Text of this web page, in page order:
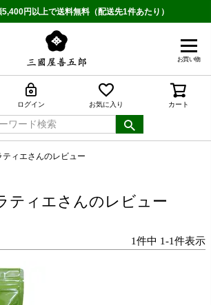
円以上で送料無料（配送先1件あたり）
お買い物
ログイン お気に入り カート
ティエさんのレビュー
ティエさんのレビュー
1件中 1-1件表示